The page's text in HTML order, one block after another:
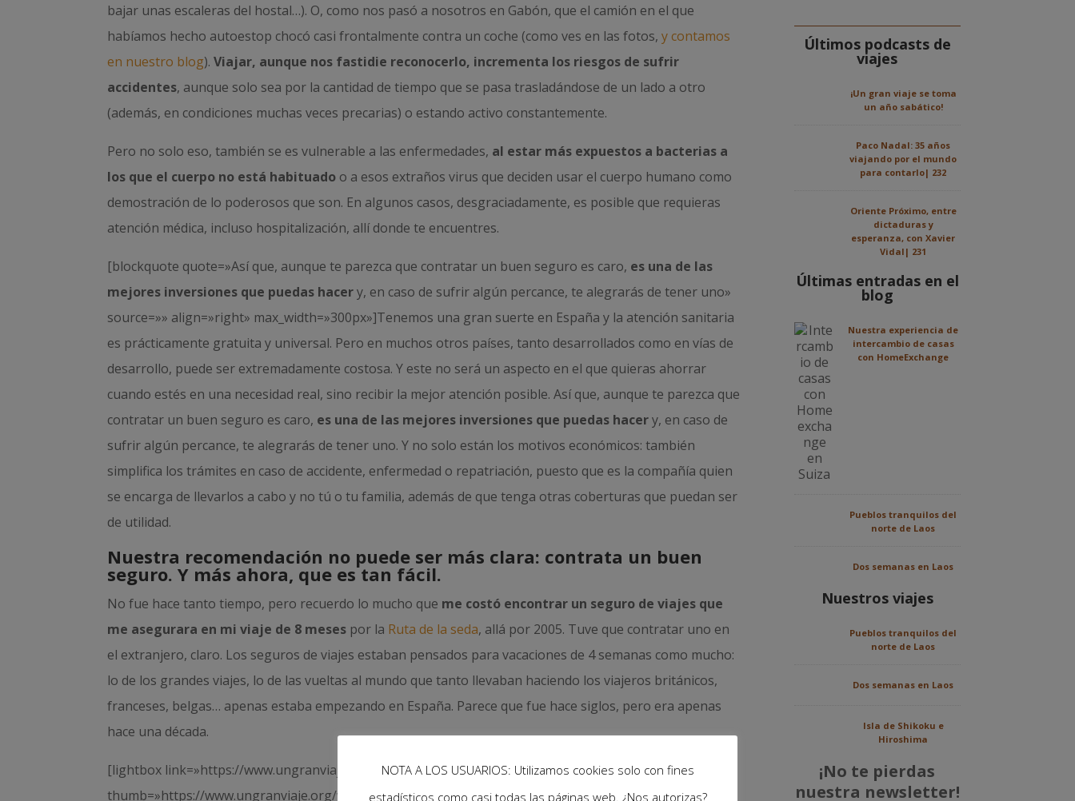
bajar unas escaleras del hostal…). O, como nos pasó a nosotros en Gabón, que el camión en el que
habíamos hecho autoestop chocó casi frontalmente contra un coche (como ves en las fotos,y contamos
en nuestro blog).Viajar, aunque nos fastidie reconocerlo, incrementa los riesgos de sufrir
accidentes, aunque solo sea por la cantidad de tiempo que se pasa trasladándose de un lado a otro
(además, en condiciones muchas veces precarias) o estando activo constantemente.
Pero no solo eso, también se es vulnerable a las enfermedades, al estar más expuestos a bacterias a
los que el cuerpo no está habituado o a esos extraños virus que deciden usar el cuerpo humano como
demostración de lo poderosos que son. En algunos casos, desgraciadamente, es posible que requieras
atención médica, incluso hospitalización, allí donde te encuentres.
[blockquote quote=»Así que, aunque te parezca que contratar un buen seguro es caro, es una de las
mejores inversiones que puedas hacery, en caso de sufrir algún percance, te alegrarás de tener uno»
source=»» align=»right» max_width=»300px»]Tenemos una gran suerte en España y la atención sanitaria
es prácticamente gratuita y universal. Pero en muchos otros países, tanto desarrollados como en vías de
desarrollo, puede ser extremadamente costosa. Y este no será un aspecto en el que quieras ahorrar
cuando estés en una necesidad real, sino recibir la mejor atención posible. Así que, aunque te parezca que
contratar un buen seguro es caro, es una de las mejores inversiones que puedas hacery, en caso de
sufrir algún percance, te alegrarás de tener uno. Y no solo están los motivos económicos: también
simplifica los trámites en caso de accidente, enfermedad o repatriación, puesto que es la compañía quien
se encarga de llevarlos a cabo y no tú o tu familia, además de que tenga otras coberturas que puedan ser
de utilidad.
Nuestra recomendación no puede ser más clara: contrata un buen
seguro. Y más ahora, que es tan fácil.
No fue hace tanto tiempo, pero recuerdo lo mucho que me costó encontrar un seguro de viajes que
me asegurara en mi viaje de 8 meses por la Ruta de la seda, allá por 2005. Tuve que contratar uno en
el extranjero, claro. Los seguros de viajes estaban pensados para vacaciones de 4 semanas como mucho:
lo de los grandes viajes, lo de las vueltas al mundo que tanto llevaban haciendo los viajeros británicos,
franceses, belgas… apenas estaba empezando en España. Parece que fue hace siglos, pero era apenas
hace una década.
[lightbox link=»https://www.ungranviaje.org/wp-content/uploads/F1000003.jpg»
thumb=»https://www.ungranviaje.org/wp-content/uploads/F1000003-620×413.jpg» width=»620″
Últimos podcasts de
viajes
¡Un gran viaje se toma
un año sabático!
Paco Nadal: 35 años
viajando por el mundo
para contarlo| 232
Oriente Próximo, entre
dictaduras y
esperanza, con Xavier
Vidal| 231
Últimas entradas en el
blog
Nuestra experiencia de
intercambio de casas
con HomeExchange
Pueblos tranquilos del
norte de Laos
Dos semanas en Laos
Nuestros viajes
Pueblos tranquilos del
norte de Laos
Dos semanas en Laos
Isla de Shikoku e
Hiroshima
¡No te pierdas
nuestra newsletter!
NOTA A LOS USUARIOS: Utilizamos cookies solo con fines
estadísticos como casi todas las páginas web. ¿Nos autorizas?